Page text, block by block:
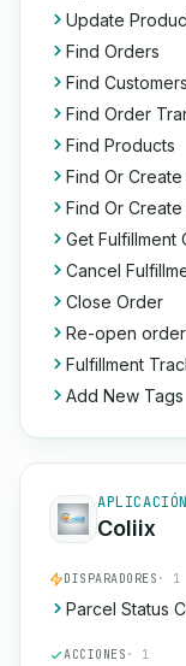
Update
Find Orders
Find Customers
Find Order
Find Products
Find Or
Find Or
Get Fulfillment
Cancel
Close Order
Re-open order
Fulfillment
Add New Tags
APLICACIÓN
Coliix
DISPARADORES · 1
Parcel Status
ACCIONES · 1